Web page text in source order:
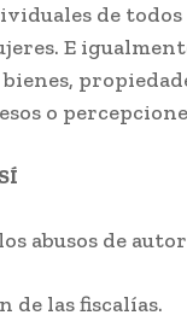
de todos
E
o
abusos de
de las fiscalías.